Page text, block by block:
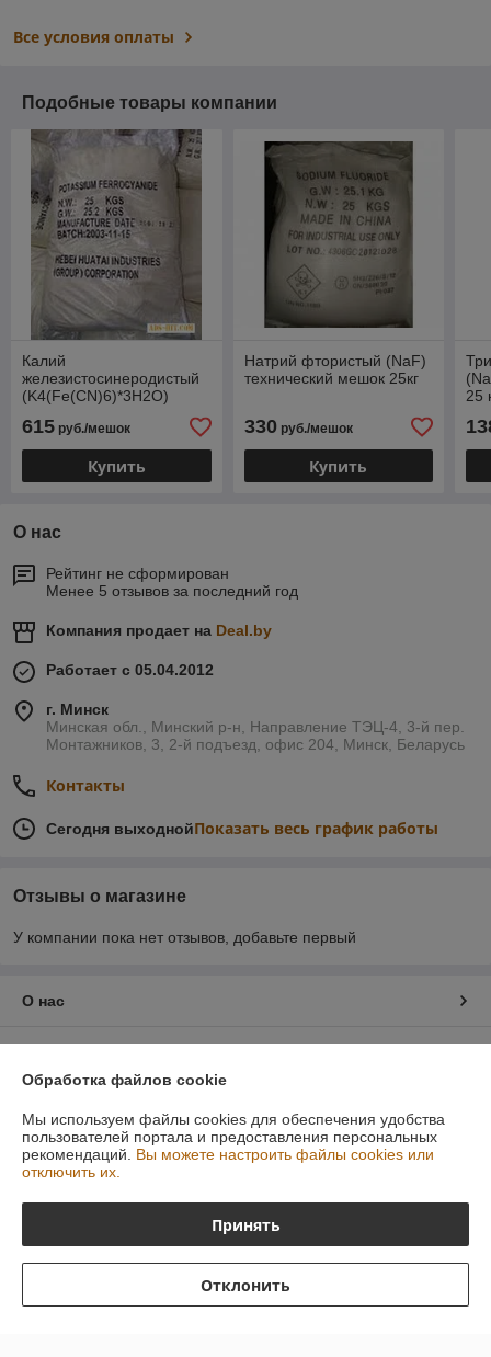
Все условия оплаты
Подобные товары компании
Калий
железистосинеродистый
(K4(Fe(CN)6)*3H2O)
615 руб./мешок
Купить
Натрий фтористый (NaF)
технический мешок 25кг
330руб./мешок
Купить
25
О нас
Рейтинг не сформирован
Менее 5 отзывов за последний год
Компания продает на Deal.by
Работает с 05.04.2012
г. Минск
Минская обл., Минский р-н, Направление ТЭЦ-4, 3-й пер.
Монтажников, 3, 2-й подъезд, офис 204, Минск, Беларусь
Контакты
Сегодня выходнойПоказать весь график работы
Отзывы о магазине
У компании пока нет отзывов, добавьте первый
О нас
График работы
Полная версия сайта
Политика обработки cookies
Сайт создан на платформе Deal.by
Обработка файлов cookie
Мы используем файлы cookies для обеспечения удобства
пользователей портала и предоставления персональных
рекомендаций. Вы можете настроить файлы cookies или
отключить их.
Принять
Отклонить